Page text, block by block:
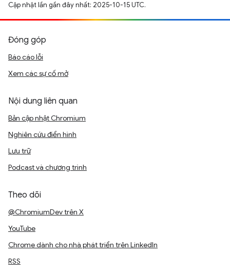
Cập nhật lần gần đây nhất: 2025-10-15 UTC.
Đóng góp
Báo cáo lỗi
Xem các sự cố mở
Nội dung liên quan
Bản cập nhật Chromium
Nghiên cứu điển hình
Lưu trữ
Podcast và chương trình
Theo dõi
@ChromiumDev trên X
YouTube
Chrome dành cho nhà phát triển trên LinkedIn
RSS